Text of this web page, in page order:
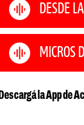
DESDE
MICROS
Descargá la App de